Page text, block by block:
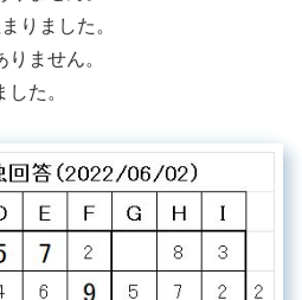
りました。
ません。
た。